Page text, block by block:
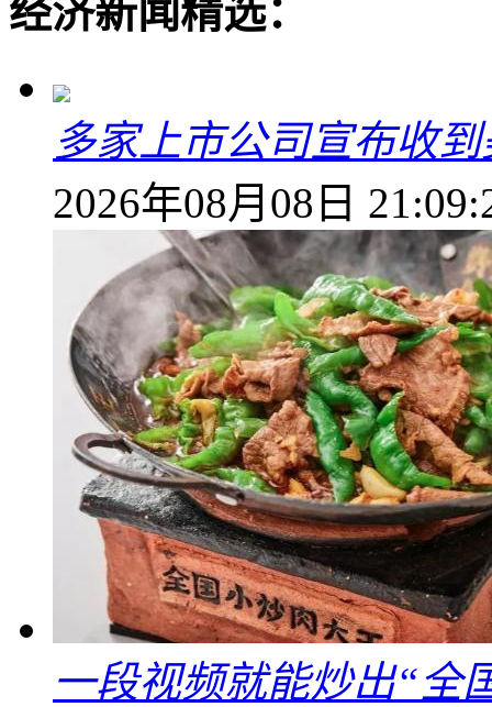
经济新闻精选：
多家上市公司宣布收
2026年08月08日
一段视频就能炒出“全